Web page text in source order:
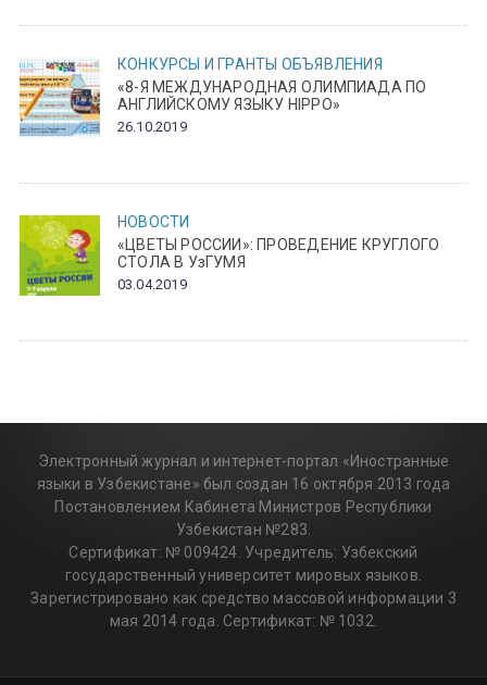
КОНКУРСЫ И ГРАНТЫ ОБЪЯВЛЕНИЯ
«8-Я МЕЖДУНАРОДНАЯ ОЛИМПИАДА ПО
АНГЛИЙСКОМУ ЯЗЫКУ HIPPO»
26.10.2019
НОВОСТИ
«ЦВЕТЫ РОССИИ»: ПРОВЕДЕНИЕ КРУГЛОГО
СТОЛА В УзГУМЯ
03.04.2019
Электронный журнал и интернет-портал «Иностранные
языки в Узбекистане» был создан 16 октября 2013 года
Постановлением Кабинета Министров Республики
Узбекистан №283.
Сертификат: № 009424. Учредитель: Узбекский
государственный университет мировых языков.
Зарегистрировано как средство массовой информации 3
мая 2014 года. Сертификат: № 1032.